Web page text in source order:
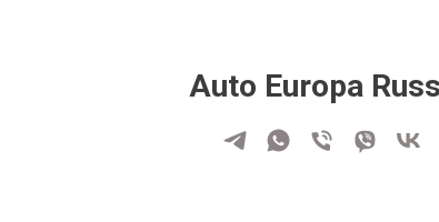
Auto Europa